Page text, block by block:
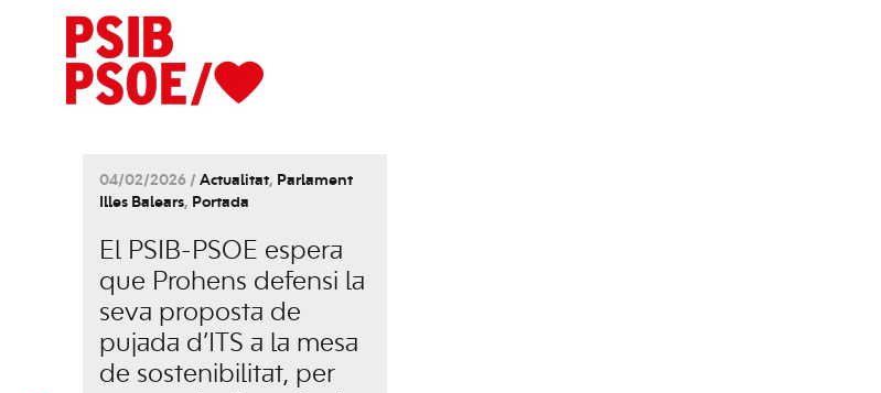
04/02/2026 / Actualitat, Parlament
Illes Balears, Portada
El PSIB-PSOE espera
que Prohens defensi la
seva proposta de
pujada d’ITS a la mesa
de sostenibilitat, per